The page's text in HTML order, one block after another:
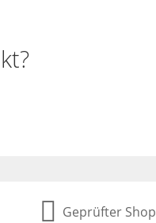
Geprüfter Shop